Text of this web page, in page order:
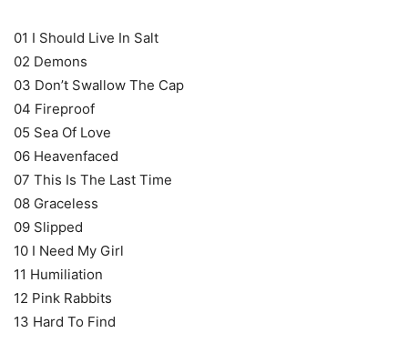
01 I Should Live In Salt
02 Demons
03 Don’t Swallow The Cap
04 Fireproof
05 Sea Of Love
06 Heavenfaced
07 This Is The Last Time
08 Graceless
09 Slipped
10 I Need My Girl
11 Humiliation
12 Pink Rabbits
13 Hard To Find